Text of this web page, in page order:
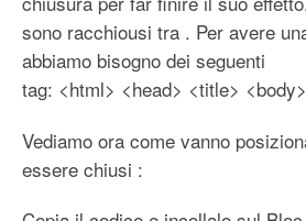
sono racchiousi tra . Per avere
abbiamo bisogno dei seguenti
tag: <html> <head> <title>
Vediamo ora come vanno
essere chiusi :